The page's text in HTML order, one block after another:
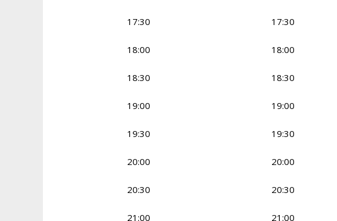
17:30 17:30
18:00 18:00
18:30 18:30
19:00 19:00
19:30 19:30
20:00 20:00
20:30 20:30
21:00 21:00